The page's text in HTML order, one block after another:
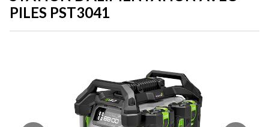
PILES PST3041